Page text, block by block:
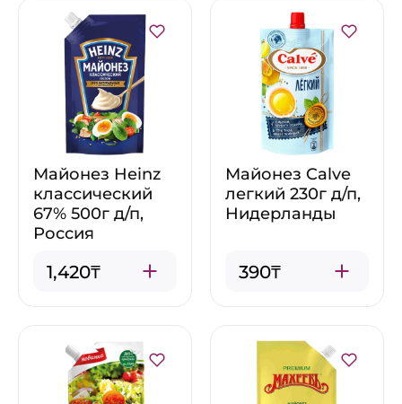
Майонез Heinz
классический
67% 500г д/п,
Россия
1,420₸
Майонез Calve
легкий 230г д/п,
Нидерланды
390₸